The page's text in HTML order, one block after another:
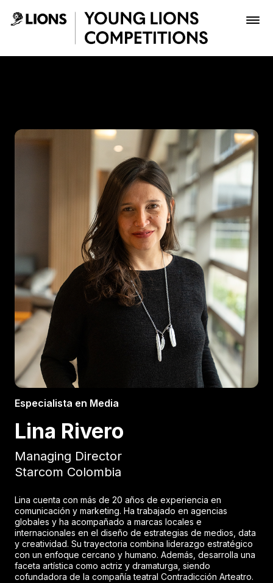
Saltar al contenido principal
Inscribir
Boletería
Especialista en Media
Lina Rivero
Managing Director
Starcom Colombia
Lina cuenta con más de 20 años de experiencia en
comunicación y marketing. Ha trabajado en agencias
globales y ha acompañado a marcas locales e
internacionales en el diseño de estrategias de medios, data
y creatividad. Su trayectoria combina liderazgo estratégico
con un enfoque cercano y humano. Además, desarrolla una
faceta artística como actriz y dramaturga, siendo
cofundadora de la compañía teatral Contradicción Arteatro.